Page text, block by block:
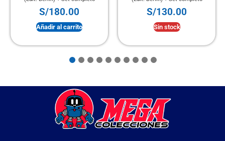
S/180.00
Añadir al carrito
S/130.00
Sin stock